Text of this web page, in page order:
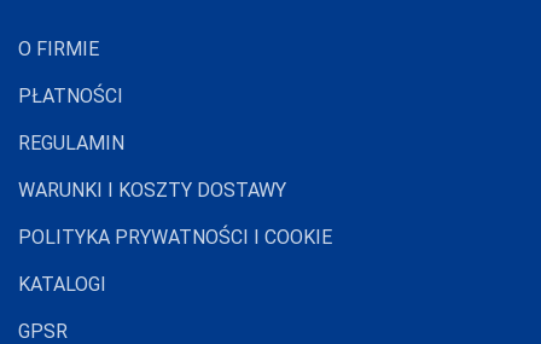
O FIRMIE
PŁATNOŚCI
REGULAMIN
WARUNKI I KOSZTY DOSTAWY
POLITYKA PRYWATNOŚCI I COOKIE
KATALOGI
GPSR